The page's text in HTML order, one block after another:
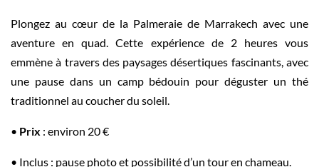
Plongez au cœur de la Palmeraie de Marrakech avec une
aventure en quad. Cette expérience de 2 heures vous
emmène à travers des paysages désertiques fascinants, avec
une pause dans un camp bédouin pour déguster un thé
traditionnel au coucher du soleil.
• Prix : environ 20 €
• Inclus : pause photo et possibilité d’un tour en chameau.